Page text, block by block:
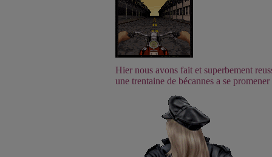
Hier nous avons fait et superbement
une trentaine de bécannes a se